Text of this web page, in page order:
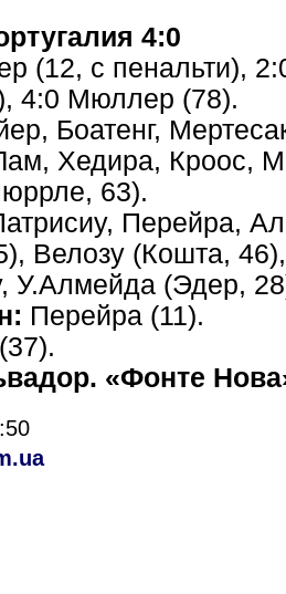
4:0
(12, с пенальти),
4:0 Мюллер (78).
Боатенг,
Хедира, Кроос,
63).
Перейра,
Велозу (Кошта,
У.Алмейда (Эдер,
Перейра (11).
«Фонте